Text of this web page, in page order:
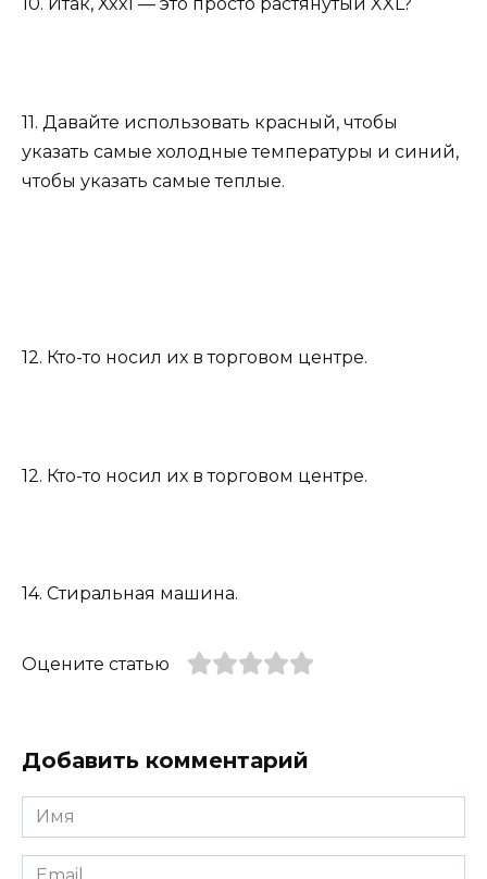
11. Давайте использовать красный, чтобы
указать самые холодные температуры и синий,
чтобы указать самые теплые.
12. Кто-то носил их в торговом центре.
12. Кто-то носил их в торговом центре.
14. Стиральная машина.
Оцените статью
Добавить комментарий
Имя
*
Email